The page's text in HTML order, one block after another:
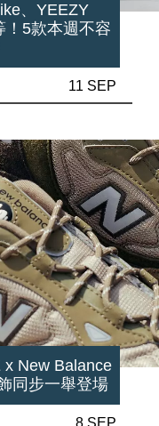
、YEEZY
！5款本週不容
11 SEP
x New Balance
同步一舉登場
8 SEP